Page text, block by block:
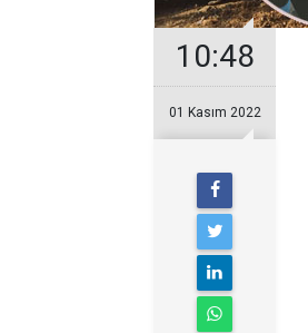
10:48
01 Kasım 2022